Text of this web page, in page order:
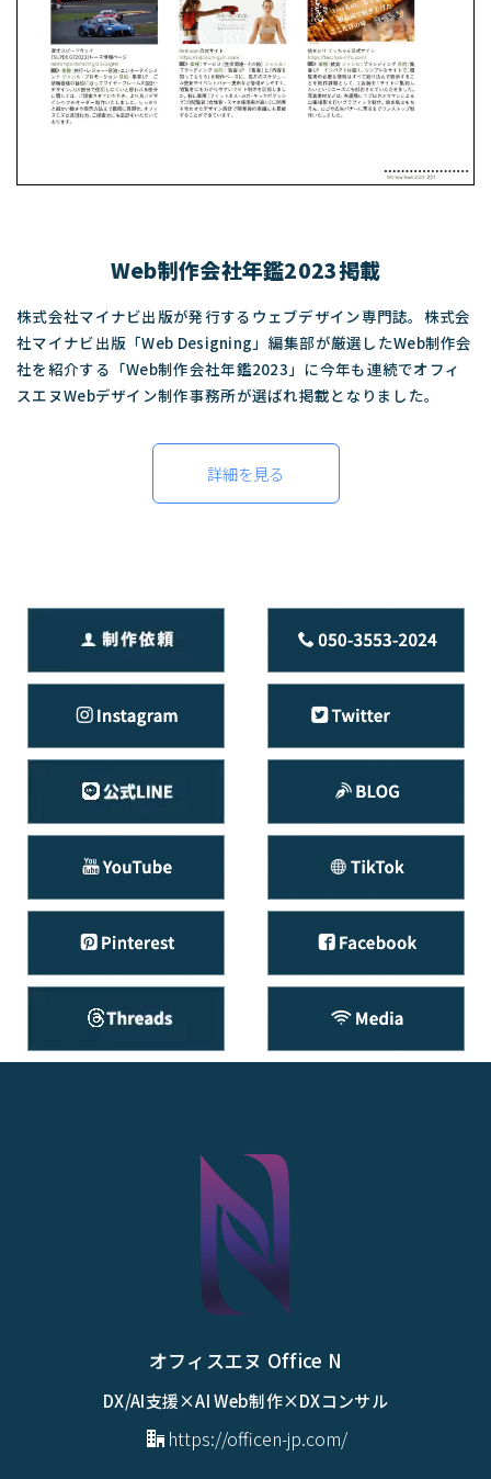
Web制作会社年鑑2023掲載
株式会社マイナビ出版が発行するウェブデザイン専門誌。株式会
社マイナビ出版「Web Designing」編集部が厳選したWeb制作会
社を紹介する「Web制作会社年鑑2023」に今年も連続でオフィ
スエヌWebデザイン制作事務所が選ばれ掲載となりました。
詳細を見る
オフィスエヌ Office N
DX/AI支援×AI Web制作×DXコンサル
https://officen-jp.com/